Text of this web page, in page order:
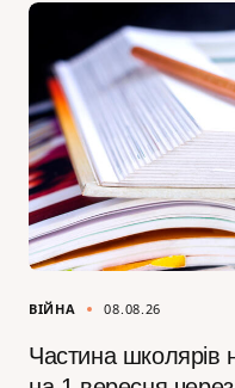
ВІЙНА 08.08.26
Частина школярів